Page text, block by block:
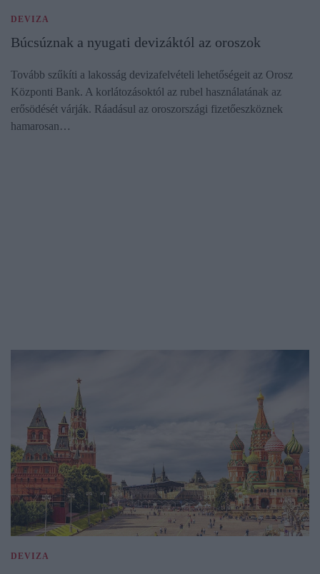
DEVIZA
Búcsúznak a nyugati devizáktól az oroszok
Tovább szűkíti a lakosság devizafelvételi lehetőségeit az Orosz
Központi Bank. A korlátozásoktól az rubel használatának az
erősödését várják. Ráadásul az oroszországi fizetőeszköznek
hamarosan…
DEVIZA